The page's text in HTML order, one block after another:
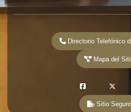
Directorio Telefónico
Mapa del
fab
fa-
square-
fab
fa-
x-
Sitio Seguro